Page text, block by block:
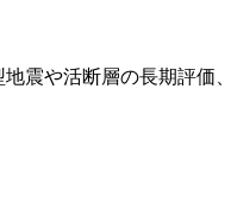
震や活断層の長期評価